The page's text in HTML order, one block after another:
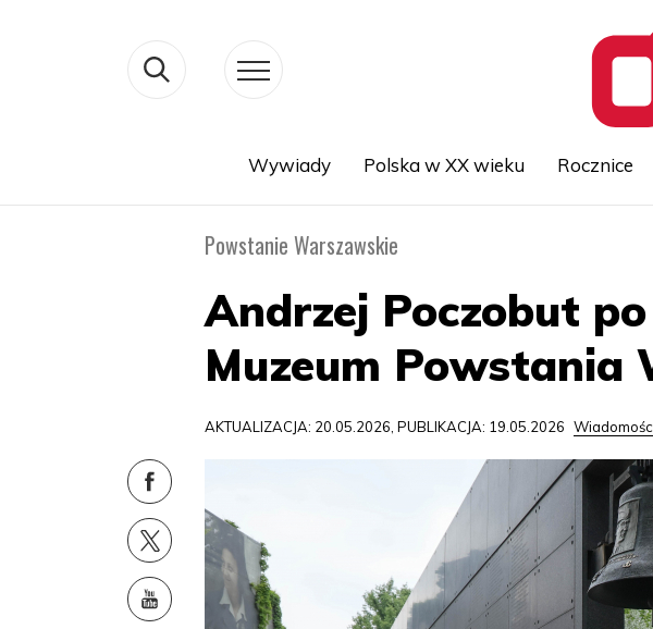
Wywiady Polska w XX wieku Rocznice
Powstanie Warszawskie
Andrzej Poczobut
Muzeum Powstania
AKTUALIZACJA: 20.05.2026, PUBLIKACJA: 19.05.2026